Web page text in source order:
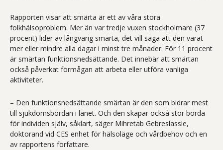
Rapporten visar att smärta är ett av våra stora
folkhälsoproblem. Mer än var tredje vuxen stockholmare (37
procent) lider av långvarig smärta, det vill säga att den varat
mer eller mindre alla dagar i minst tre månader. För 11 procent
är smärtan funktionsnedsättande. Det innebär att smärtan
också påverkat förmågan att arbeta eller utföra vanliga
aktiviteter.
– Den funktionsnedsättande smärtan är den som bidrar mest
till sjukdomsbördan i länet. Och den skapar också stor börda
för individen själv, såklart, säger Mihretab Gebreslassie,
doktorand vid CES enhet för hälsoläge och vårdbehov och en
av rapportens författare.